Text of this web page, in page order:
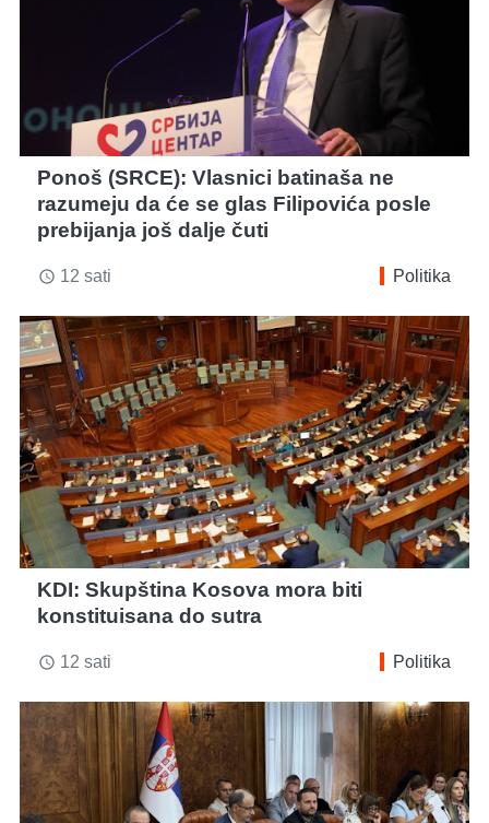
Ponoš (SRCE): Vlasnici batinaša ne
razumeju da će se glas Filipovića posle
prebijanja još dalje čuti
access_time 12 sati Politika
KDI: Skupština Kosova mora biti
konstituisana do sutra
access_time 12 sati Politika